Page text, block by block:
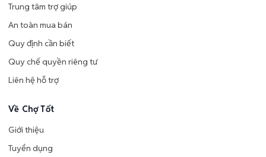
Trung tâm trợ giúp
An toàn mua bán
Quy định cần biết
Quy chế quyền riêng tư
Liên hệ hỗ trợ
Về Chợ Tốt
Giới thiệu
Tuyển dụng